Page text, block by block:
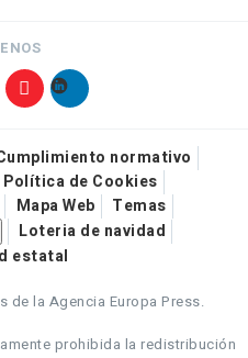
normativo
Política de Cookies
Mapa Web
Temas
Loteria de navidad
estatal
de la Agencia Europa Press.
prohibida la redistribución